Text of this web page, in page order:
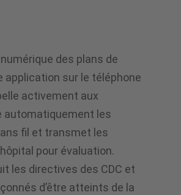
des plans de
application sur le téléphone
activement aux
automatiquement les
fil et transmet les
pour évaluation.
les directives des CDC et
d’être atteints de la